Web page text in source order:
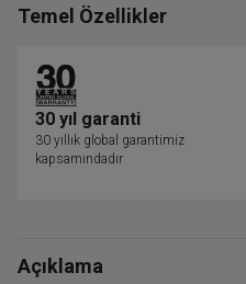
Temel Özellikler
30 yıl garanti
30 yıllık global garantimiz
kapsamındadır
Açıklama